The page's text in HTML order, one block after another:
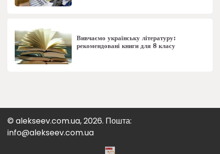
Вивчаємо українську літературу:
рекомендовані книги для 8 класу
© alekseev.com.ua, 2026. Пошта:
info@alekseev.com.ua